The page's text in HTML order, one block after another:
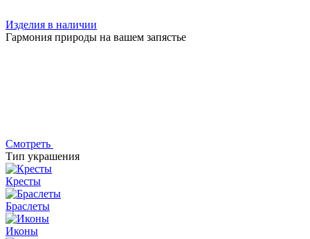
Изделия в наличии
Гармония природы на вашем запястье
Смотреть
Тип украшения
Кресты
Браслеты
Иконы